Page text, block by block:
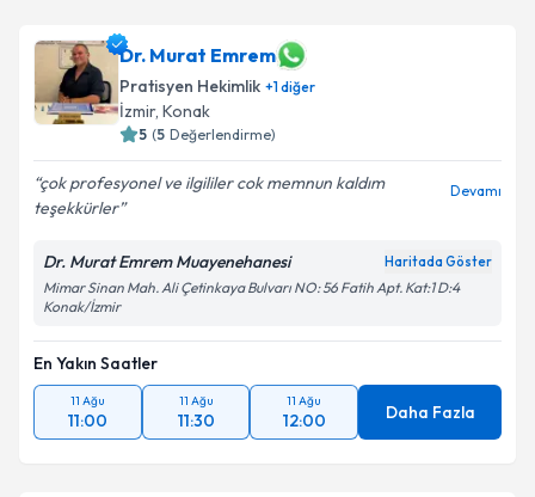
Dr. Murat Emrem
Pratisyen Hekimlik +1diğer
İzmir, Konak
5 (5 Değerlendirme)
çok profesyonel ve ilgililer cok memnun kaldım
teşekkürler
Devamı
Dr. Murat Emrem Muayenehanesi Haritada Göster
Mimar Sinan Mah. Ali Çetinkaya Bulvarı NO: 56 Fatih Apt. Kat:1 D:4
Konak/İzmir
En Yakın Saatler
11 Ağu
11:00
11 Ağu
11:30
11 Ağu
12:00 Daha Fazla